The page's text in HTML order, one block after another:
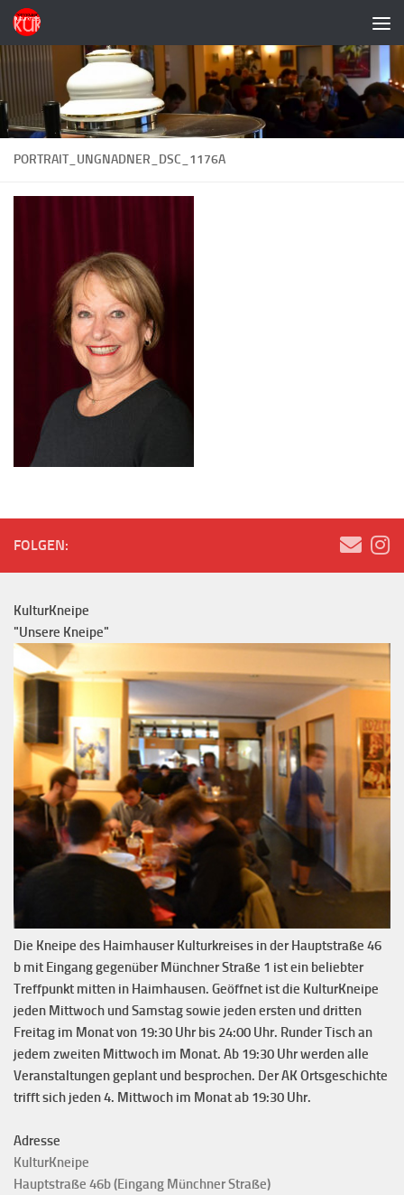
Zum Inhalt springen
PORTRAIT_UNGNADNER_DSC_1176A
FOLGEN:
KulturKneipe
"Unsere Kneipe"
Die Kneipe des Haimhauser Kulturkreises in der Hauptstraße 46
b mit Eingang gegenüber Münchner Straße 1 ist ein beliebter
Treffpunkt mitten in Haimhausen. Geöffnet ist die KulturKneipe
jeden Mittwoch und Samstag sowie jeden ersten und dritten
Freitag im Monat von 19:30 Uhr bis 24:00 Uhr. Runder Tisch an
jedem zweiten Mittwoch im Monat. Ab 19:30 Uhr werden alle
Veranstaltungen geplant und besprochen. Der AK Ortsgeschichte
trifft sich jeden 4. Mittwoch im Monat ab 19:30 Uhr.
Adresse
KulturKneipe
Hauptstraße 46b (Eingang Münchner Straße)